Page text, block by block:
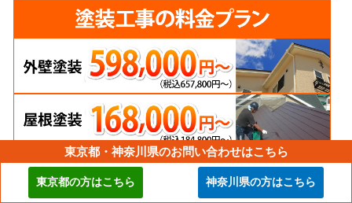
東京都・神奈川県のお問い合わせはこちら
東京都の方はこちら 神奈川県の方はこちら